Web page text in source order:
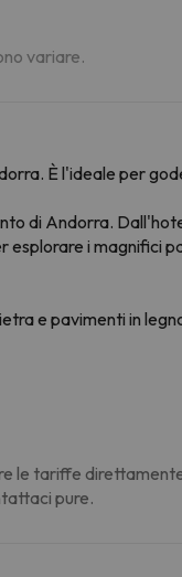
variare.
È l'ideale per
di Andorra.
i magnifici
e pavimenti in
le tariffe
pure.